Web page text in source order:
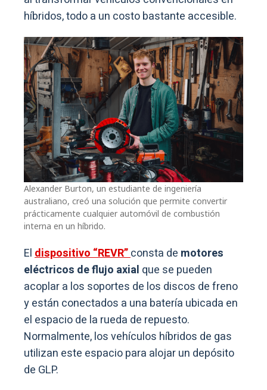
híbridos, todo a un costo bastante accesible.
Alexander Burton, un estudiante de ingeniería
australiano, creó una solución que permite convertir
prácticamente cualquier automóvil de combustión
interna en un híbrido.
Eldispositivo “REVR”consta de motores
eléctricos de flujo axial que se pueden
acoplar a los soportes de los discos de freno
y están conectados a una batería ubicada en
el espacio de la rueda de repuesto.
Normalmente, los vehículos híbridos de gas
utilizan este espacio para alojar un depósito
de GLP.